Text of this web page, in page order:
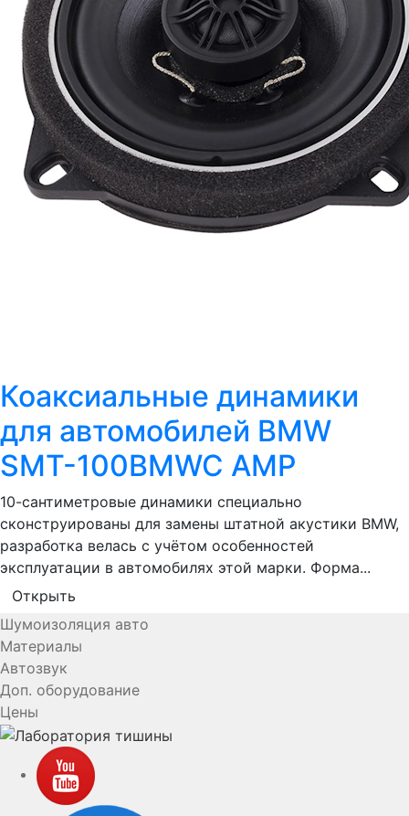
Коаксиальные динамики
для автомобилей BMW
SMT-100BMWC AMP
10-сантиметровые динамики специально
сконструированы для замены штатной акустики BMW,
разработка велась с учётом особенностей
эксплуатации в автомобилях этой марки. Форма...
Открыть
Шумоизоляция авто
Материалы
Автозвук
Доп. оборудование
Цены